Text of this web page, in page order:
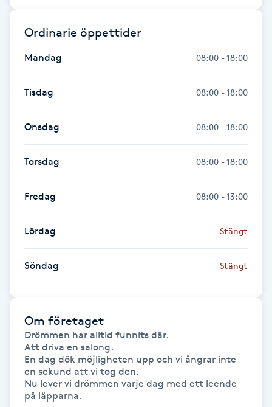
Healing
Herrklippning
HIFU
Hollywood Peel
Hot Stone Massage
Hot yoga
Hudföryngring
Huduppstramning
Hudvård
Hyaluronsyra
Hyperhidros
Hypnos
Ordinarie öppettider
Måndag 08:00 - 18:00
Tisdag 08:00 - 18:00
Onsdag 08:00 - 18:00
Torsdag 08:00 - 18:00
Fredag 08:00 - 13:00
Lördag Stängt
Söndag Stängt
Om företaget
Drömmen har alltid funnits där.
Att driva en salong.
En dag dök möjligheten upp och vi ångrar inte
en sekund att vi tog den.
Nu lever vi drömmen varje dag med ett leende
på läpparna.